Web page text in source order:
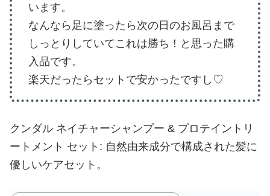
います。
なんなら足に塗ったら次の日のお風呂まで
しっとりしていてこれは勝ち！と思った購
入品です。
楽天だったらセットで安かったですし♡
クンダル ネイチャーシャンプー & プロテイントリ
ートメント セット: 自然由来成分で構成された髪に
優しいケアセット。